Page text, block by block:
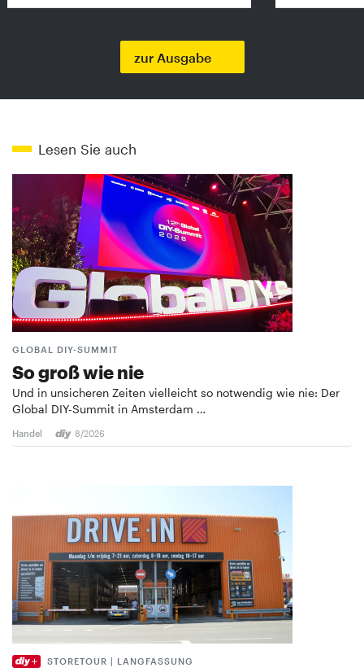
zur Ausgabe
Lesen Sie auch
GLOBAL DIY-SUMMIT
So groß wie nie
Und in unsicheren Zeiten vielleicht so notwendig wie nie: Der
Global DIY-Summit in Amsterdam …
Handel 8/2026
STORETOUR | LANGFASSUNG